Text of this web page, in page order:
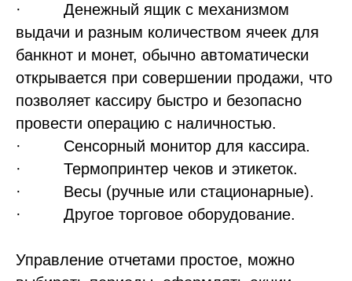
· Денежный ящик с механизмом
выдачи и разным количеством ячеек для
банкнот и монет, обычно автоматически
открывается при совершении продажи, что
позволяет кассиру быстро и безопасно
провести операцию с наличностью.
· Сенсорный монитор для кассира.
· Термопринтер чеков и этикеток.
· Весы (ручные или стационарные).
· Другое торговое оборудование.
Управление отчетами простое, можно